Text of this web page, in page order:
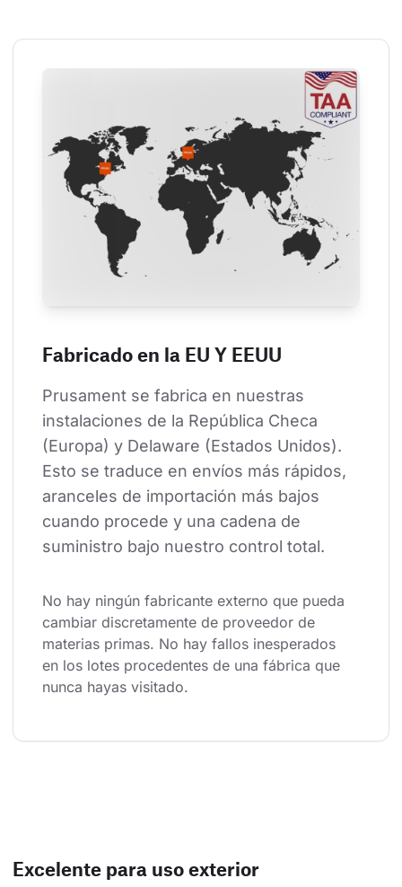
Fabricado en la EU Y EEUU
Prusament se fabrica en nuestras
instalaciones de la República Checa
(Europa) y Delaware (Estados Unidos).
Esto se traduce en envíos más rápidos,
aranceles de importación más bajos
cuando procede y una cadena de
suministro bajo nuestro control total.
No hay ningún fabricante externo que pueda
cambiar discretamente de proveedor de
materias primas. No hay fallos inesperados
en los lotes procedentes de una fábrica que
nunca hayas visitado.
Excelente para uso exterior